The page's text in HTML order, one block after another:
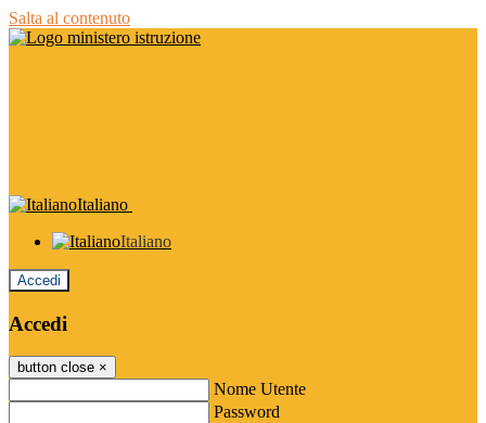
Salta al contenuto
Italiano
Italiano
Accedi
Accedi
button close ×
Nome Utente
Password